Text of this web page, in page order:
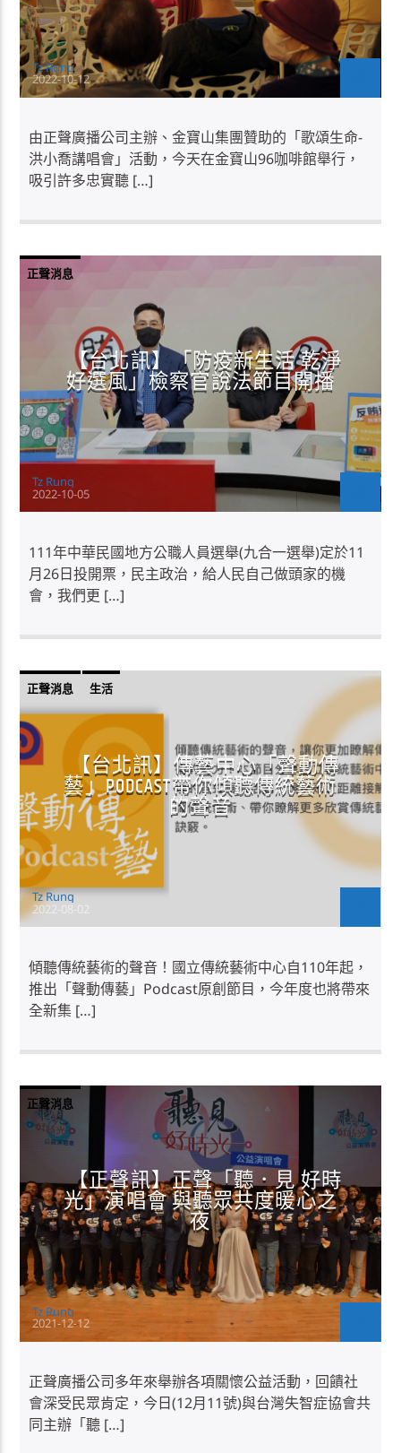
Tz Rung
2022-10-12
由正聲廣播公司主辦、金寶山集團贊助的「歌頌生命-
洪小喬講唱會」活動，今天在金寶山96咖啡館舉行，
吸引許多忠實聽 […]
正聲消息
【台北訊】「防疫新生活 乾淨
好選風」檢察官說法節目開播
Tz Rung
2022-10-05
111年中華民國地方公職人員選舉(九合一選舉)定於11
月26日投開票，民主政治，給人民自己做頭家的機
會，我們更 […]
正聲消息 生活
【台北訊】傳藝中心「聲動傳
藝」PODCAST帶你傾聽傳統藝術
的聲音
Tz Rung
2022-08-02
傾聽傳統藝術的聲音！國立傳統藝術中心自110年起，
推出「聲動傳藝」Podcast原創節目，今年度也將帶來
全新集 […]
正聲消息
【正聲訊】正聲「聽．見 好時
光」演唱會 與聽眾共度暖心之
夜
Tz Rung
2021-12-12
正聲廣播公司多年來舉辦各項關懷公益活動，回饋社
會深受民眾肯定，今日(12月11號)與台灣失智症協會共
同主辦「聽 […]